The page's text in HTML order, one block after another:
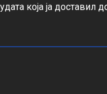
која ја доставил